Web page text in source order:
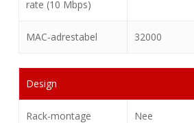
rate (10 Mbps)
MAC-adrestabel 32000
Design
Rack-montage Nee